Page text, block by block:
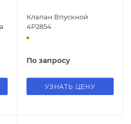
Клапан Впускной
4P2854
По запросу
УЗНАТЬ ЦЕНУ